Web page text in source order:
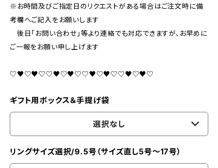
※お時間及びご指定日のリクエストがある場合はご注文時に備
考欄へご記入をお願いします
後日「お問い合わせ」等より連絡でも対応できますが、お早めに
ご一報をお願い申し上げます
♡♥♡♥♡♡♥♡♥♡♡♥♡♥♡♡♥♡♥♡
ギフト用ボックス＆手提げ袋
選択なし
リングサイズ選択/9.5号（サイズ直し5号～17号）